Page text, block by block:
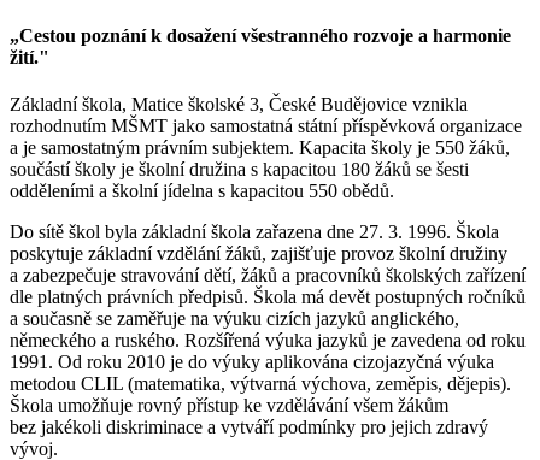
„Cestou poznání k dosažení všestranného rozvoje a harmonie
žití."
Základní škola, Matice školské 3, České Budějovice vznikla
rozhodnutím MŠMT jako samostatná státní příspěvková organizace
a je samostatným právním subjektem. Kapacita školy je 550 žáků,
součástí školy je školní družina s kapacitou 180 žáků se šesti
odděleními a školní jídelna s kapacitou 550 obědů.
Do sítě škol byla základní škola zařazena dne 27. 3. 1996. Škola
poskytuje základní vzdělání žáků, zajišťuje provoz školní družiny
a zabezpečuje stravování dětí, žáků a pracovníků školských zařízení
dle platných právních předpisů. Škola má devět postupných ročníků
a současně se zaměřuje na výuku cizích jazyků anglického,
německého a ruského. Rozšířená výuka jazyků je zavedena od roku
1991. Od roku 2010 je do výuky aplikována cizojazyčná výuka
metodou CLIL (matematika, výtvarná výchova, zeměpis, dějepis).
Škola umožňuje rovný přístup ke vzdělávání všem žákům
bez jakékoli diskriminace a vytváří podmínky pro jejich zdravý
vývoj.